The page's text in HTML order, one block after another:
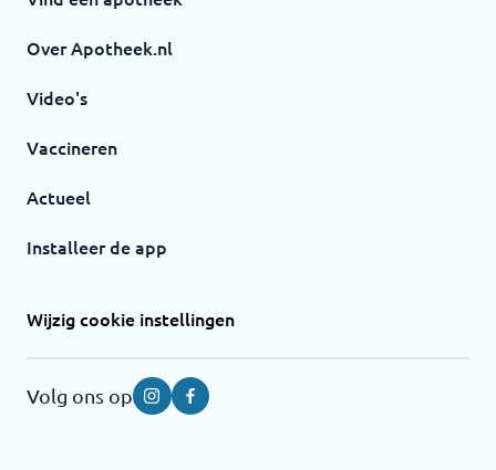
Over Apotheek.nl
Video's
Vaccineren
Actueel
Installeer de app
Wijzig cookie instellingen
Volg ons op InstagramFacebook